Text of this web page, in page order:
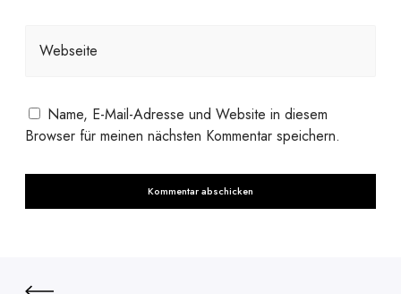
Webseite
Name, E-Mail-Adresse und Website in diesem
Browser für meinen nächsten Kommentar speichern.